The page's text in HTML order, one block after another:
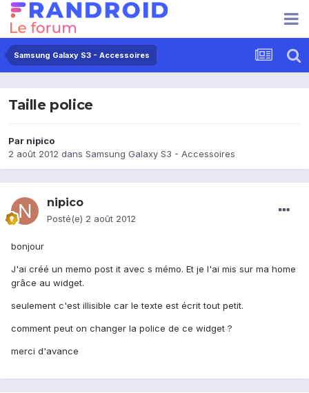
Samsung Galaxy S3 - Accessoires
Taille police
Par nipico
2 août 2012 dans Samsung Galaxy S3 - Accessoires
nipico
Posté(e) 2 août 2012
bonjour
J'ai créé un memo post it avec s mémo. Et je l'ai mis sur ma home
grâce au widget.
seulement c'est illisible car le texte est écrit tout petit.
comment peut on changer la police de ce widget ?
merci d'avance